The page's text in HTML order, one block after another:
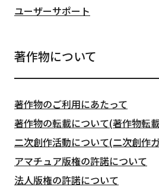
ユーザーサポート
著作物について
著作物のご利用にあたって
著作物の転載について(著作物転
二次創作活動について(二次創作
アマチュア版権の許諾について
法人版権の許諾について